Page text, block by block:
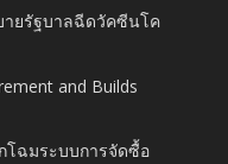
ยรัฐบาลฉีดวัคซีนโค
and Builds
โฉมระบบการจัดซื้อ